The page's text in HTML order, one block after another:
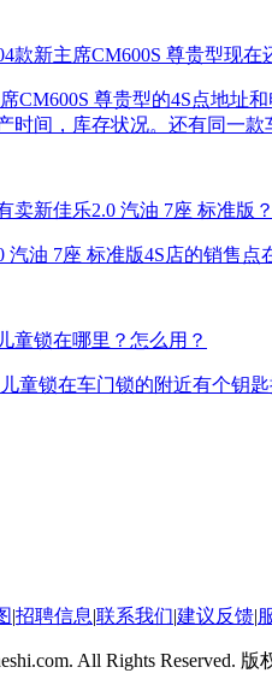
款新主席CM600S 尊贵型现在
CM600S 尊贵型的4S点地址
时间，库存状况。还有同一款
卖新佳乐2.0 汽油 7座 标准版
汽油 7座 标准版4S店的销售
童锁在哪里？怎么用？
童锁在车门锁的附近有个钥
|招聘信息|联系我们|建议反馈|
All Rights Reserved.